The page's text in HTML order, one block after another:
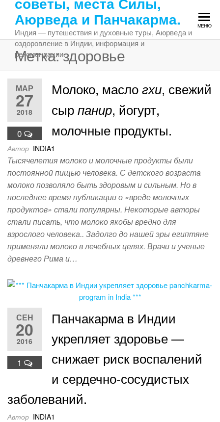
Перейти
содержимому
Аюрведа и Панчакарма.
Индия — путешествия и духовные туры, Аюрведа и
оздоровление в Индии, информация и
рекомендации.
МЕНЮ
Метка:здоровье
МАР
27
2018
0
Молоко, маслогхи, свежий
сырпанир, йогурт,
молочные продукты.
Автор INDIA1
Тысячелетия молоко и молочные продукты были
постоянной пищью человека. С детского возраста
молоко позволяло быть здоровым и сильным. Но в
последнее время публикации о «вреде молочных
продуктов» стали популярны. Hекоторые авторы
стали писать, что молоко якобы вредно для
взрослого человека.. Задолго до нашей эры египтяне
применяли молоко в лечебных целях. Врачи и ученые
древнего Рима и…
СЕН
20
2016
1
Панчакарма в Индии
укрепляет здоровье —
снижает риск воспалений
и сердечно-сосудистых
заболеваний.
Автор INDIA1